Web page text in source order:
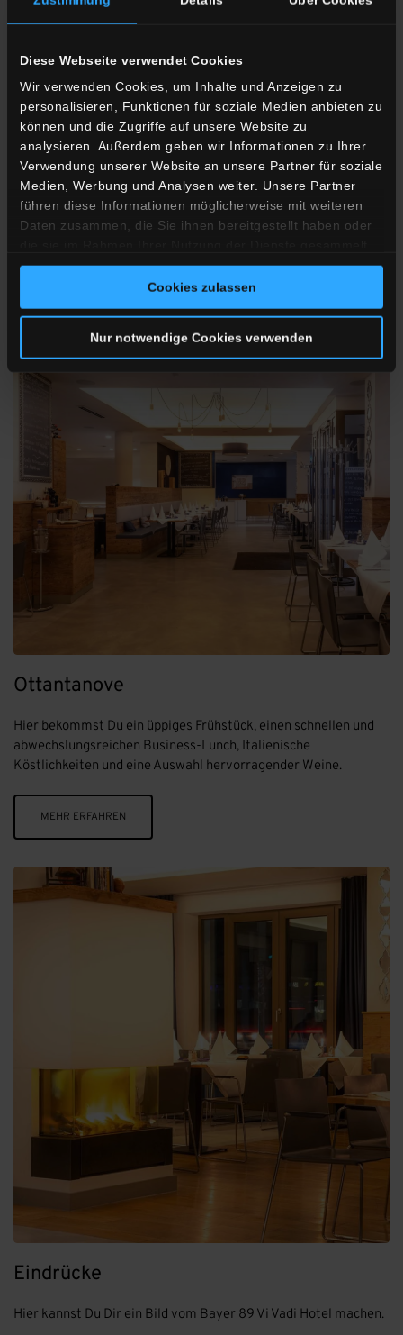
Diese Webseite verwendet Cookies
Wir verwenden Cookies, um Inhalte und Anzeigen zu
personalisieren, Funktionen für soziale Medien anbieten zu
können und die Zugriffe auf unsere Website zu
analysieren. Außerdem geben wir Informationen zu Ihrer
Verwendung unserer Website an unsere Partner für soziale
Medien, Werbung und Analysen weiter. Unsere Partner
führen diese Informationen möglicherweise mit weiteren
Daten zusammen, die Sie ihnen bereitgestellt haben oder
haben.
Cookies zulassen
Nur notwendige Cookies verwenden
Zimmer
Unsere Zimmer sind klimatisiert und mit traumhaften
Boxspringbetten der Premiummarke SIMMONS ausgestattet.
MEHR ERFAHREN
Ottantanove
Hier bekommst Du ein üppiges Frühstück, einen schnellen und
abwechslungsreichen Business-Lunch, Italienische
Köstlichkeiten und eine Auswahl hervorragender Weine.
MEHR ERFAHREN
Eindrücke
Hier kannst Du Dir ein Bild vom Bayer 89 Vi Vadi Hotel machen.